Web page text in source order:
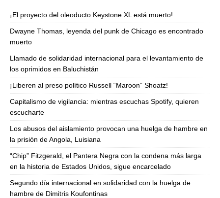
¡El proyecto del oleoducto Keystone XL está muerto!
Dwayne Thomas, leyenda del punk de Chicago es encontrado
muerto
Llamado de solidaridad internacional para el levantamiento de
los oprimidos en Baluchistán
¡Liberen al preso político Russell “Maroon” Shoatz!
Capitalismo de vigilancia: mientras escuchas Spotify, quieren
escucharte
Los abusos del aislamiento provocan una huelga de hambre en
la prisión de Angola, Luisiana
“Chip” Fitzgerald, el Pantera Negra con la condena más larga
en la historia de Estados Unidos, sigue encarcelado
Segundo día internacional en solidaridad con la huelga de
hambre de Dimitris Koufontinas